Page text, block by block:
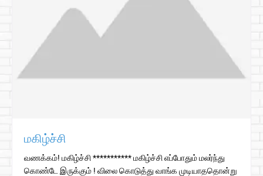
மகிழ்ச்சி
வணக்கம்! மகிழ்ச்சி *********** மகிழ்ச்சி எப்போதும் மலர்ந்து
கொண்டே இருக்கும் ! விலை கொடுத்து வாங்க முடியாததொன்று